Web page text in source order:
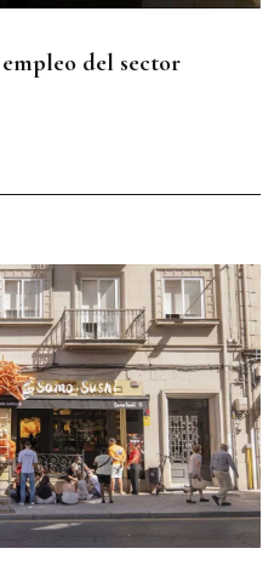
del sector
de los 78.000